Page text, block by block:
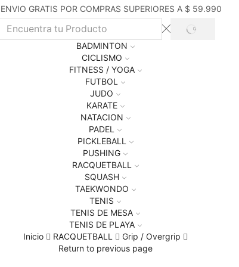
ENVIO GRATIS POR COMPRAS SUPERIORES A $ 59.990
Search
SEARCH
BADMINTON
CICLISMO
FITNESS / YOGA
FUTBOL
JUDO
KARATE
NATACION
PADEL
PICKLEBALL
PUSHING
RACQUETBALL
SQUASH
TAEKWONDO
TENIS
TENIS DE MESA
TENIS DE PLAYA
Inicio
RACQUETBALL
Grip / Overgrip
Return to previous page